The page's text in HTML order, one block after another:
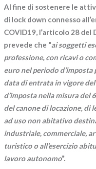
Al fine di sostenere le
di lock down connesso
COVID19, l’articolo 28 del
prevede che “ai soggetti
professione, con ricavi o
euro nel periodo
data di entrata in vigore
d’imposta nella misura del
del canone di locazione, di
ad uso non abitativo
industriale, commerciale,
turistico o all’esercizio
lavoro autonomo”.